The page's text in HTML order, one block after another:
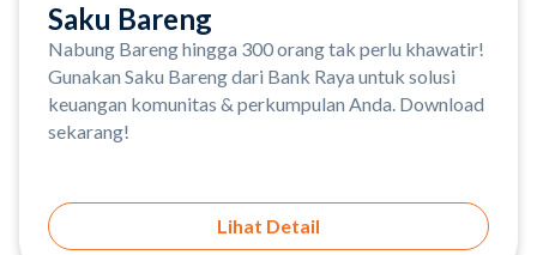
Saku Bareng
Nabung Bareng hingga 300 orang tak perlu khawatir!
Gunakan Saku Bareng dari Bank Raya untuk solusi
keuangan komunitas & perkumpulan Anda. Download
sekarang!
Lihat Detail